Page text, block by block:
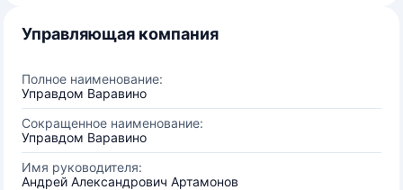
Управляющая компания
Полное наименование:
Управдом Варавино
Сокращенное наименование:
Управдом Варавино
Имя руководителя:
Андрей Александрович Артамонов